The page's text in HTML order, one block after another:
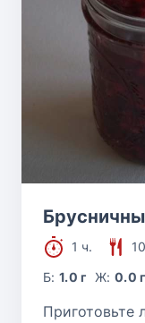
1 ч.
Б:1.0 г Ж: 0.0 г
Приготовьте